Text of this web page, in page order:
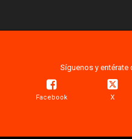
Síguenos y
Facebook X